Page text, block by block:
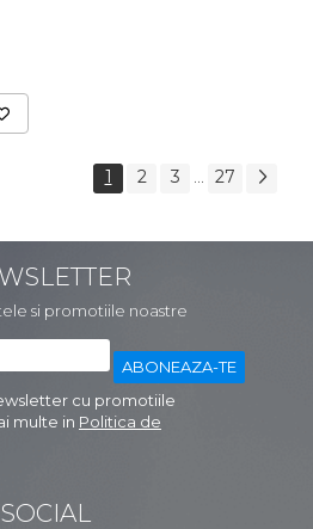
1 2 3 27
si promotiile noastre
cu promotiile
multe in Politica de
SOCIAL